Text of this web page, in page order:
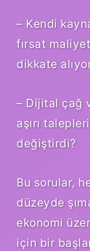
– Kendi
fırsat
dikkate
– Dijital çağ
aşırı
değiştirdi?
Bu sorular,
düzeyde
ekonomi
için bir